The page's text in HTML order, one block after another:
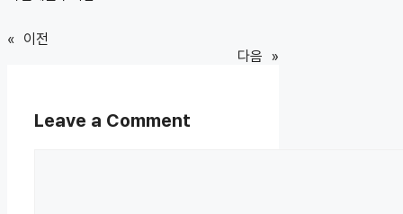
« 이전
다음 »
Leave a Comment